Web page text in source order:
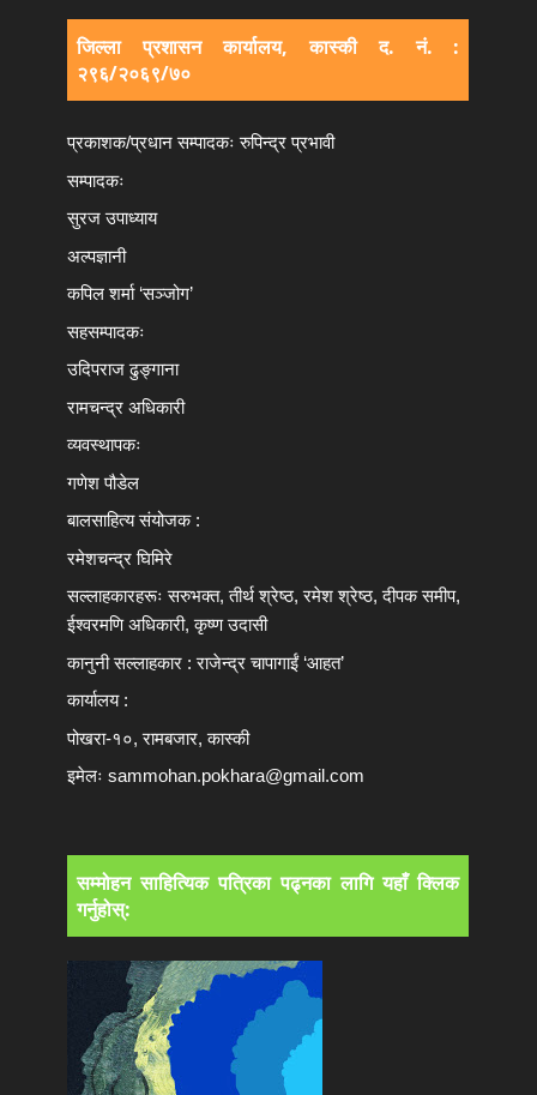
जिल्ला प्रशासन कार्यालय, कास्की द. नं. :
२९६/२०६९/७०
प्रकाशक/प्रधान सम्पादकः रुपिन्द्र प्रभावी
सम्पादकः
सुरज उपाध्याय
अल्पज्ञानी
कपिल शर्मा ‘सञ्जोग’
सहसम्पादकः
उदिपराज ढुङ्‍गाना
रामचन्द्र अधिकारी
व्यवस्थापकः
गणेश पौडेल
बालसाहित्य संयोजक :
रमेशचन्द्र घिमिरे
सल्लाहकारहरूः सरुभक्त, तीर्थ श्रेष्ठ, रमेश श्रेष्ठ, दीपक समीप,
ईश्वरमणि अधिकारी, कृष्ण उदासी
कानुनी सल्लाहकार : राजेन्द्र चापागाईं ‘आहत’
कार्यालय :
पोखरा-१०, रामबजार, कास्की
इमेलःsammohan.pokhara@gmail.com
सम्मोहन साहित्यिक पत्रिका पढ्नका लागि यहाँ क्लिक
गर्नुहोस्: